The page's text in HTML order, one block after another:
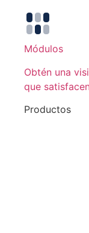
Módulos
Obtén una
que
Productos